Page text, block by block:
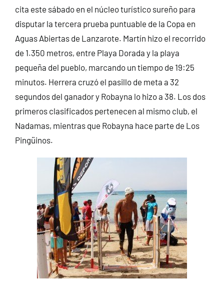
cita este sábado en el núcleo turístico sureño para
disputar la tercera prueba puntuable de la Copa en
Aguas Abiertas de Lanzarote. Martín hizo el recorrido
de 1.350 metros, entre Playa Dorada y la playa
pequeña del pueblo, marcando un tiempo de 19:25
minutos. Herrera cruzó el pasillo de meta a 32
segundos del ganador y Robayna lo hizo a 38. Los dos
primeros clasificados pertenecen al mismo club, el
Nadamas, mientras que Robayna hace parte de Los
Pingüinos.